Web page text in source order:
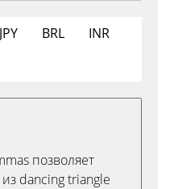
JPY BRL
INR
позволяет
dancing triangle